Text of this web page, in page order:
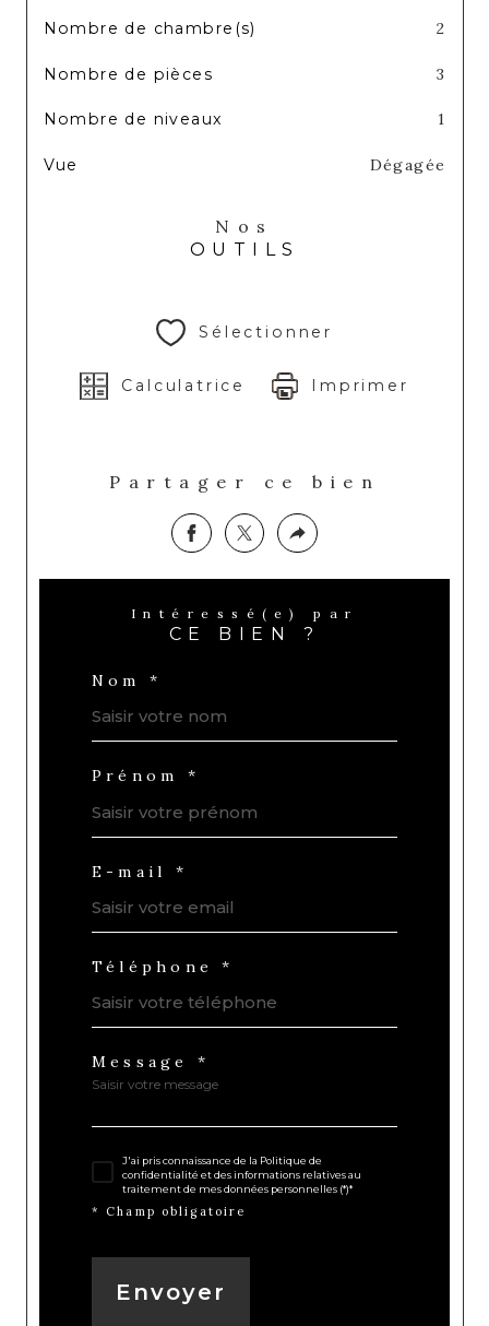
Nombre de chambre(s) 2
Nombre de pièces 3
Nombre de niveaux 1
Vue Dégagée
Nos
OUTILS
Sélectionner
Calculatrice Imprimer
Partager ce bien
Intéressé(e) par
CE BIEN ?
Nom *
Prénom *
E-mail *
Téléphone *
Message *
J'ai pris connaissance de la Politique de
confidentialité et des informations relatives au
traitement de mes données personnelles (*)*
* Champ obligatoire
Envoyer